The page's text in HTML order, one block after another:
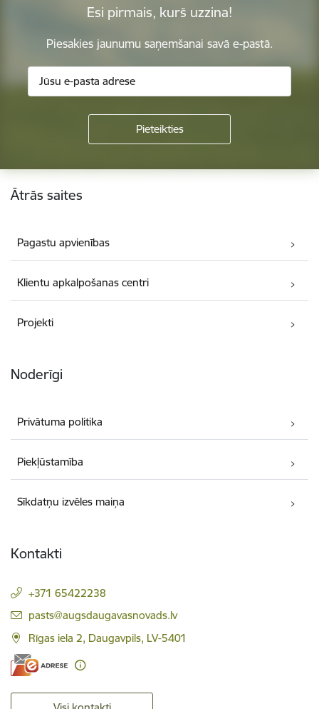
Esi pirmais, kurš uzzina!
Piesakies jaunumu saņemšanai savā e-pastā.
Kājene
Ātrās saites
Pagastu apvienības
Klientu apkalpošanas centri
Projekti
Noderīgi
Privātuma politika
Piekļūstamība
Sīkdatņu izvēles maiņa
Kontakti
+371 65422238
E-pasts:
pasts@augsdaugavasnovads.lv
Rīgas iela 2, Daugavpils, LV-5401